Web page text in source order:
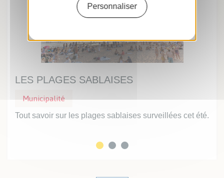
LES PLAGES SABLAISES
Municipalité
Tout savoir sur les plages sablaises surveillées cet été.
Personnaliser